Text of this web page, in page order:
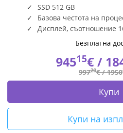
SSD 512 GB
Базова честота на
Дисплей, съотношение
Безплатна
94515€ /
99720€ /1950
Купи
Купи на